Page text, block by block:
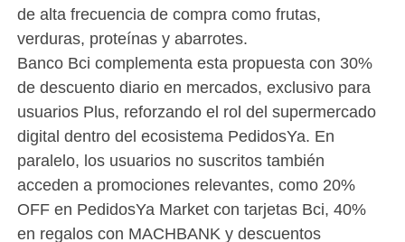
de alta frecuencia de compra como frutas,
verduras, proteínas y abarrotes.
Banco Bci complementa esta propuesta con 30%
de descuento diario en mercados, exclusivo para
usuarios Plus, reforzando el rol del supermercado
digital dentro del ecosistema PedidosYa. En
paralelo, los usuarios no suscritos también
acceden a promociones relevantes, como 20%
OFF en PedidosYa Market con tarjetas Bci, 40%
en regalos con MACHBANK y descuentos